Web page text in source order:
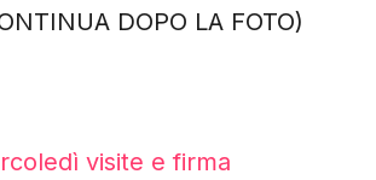
DOPO LA FOTO)
visite e firma